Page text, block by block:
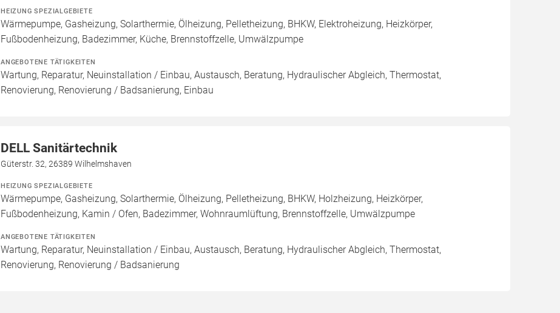
HEIZUNG SPEZIALGEBIETE
Wärmepumpe, Gasheizung, Solarthermie, Ölheizung, Pelletheizung, BHKW, Elektroheizung, Heizkörper,
Fußbodenheizung, Badezimmer, Küche, Brennstoffzelle, Umwälzpumpe
ANGEBOTENE TÄTIGKEITEN
Wartung, Reparatur, Neuinstallation / Einbau, Austausch, Beratung, Hydraulischer Abgleich, Thermostat,
Renovierung, Renovierung / Badsanierung, Einbau
DELL Sanitärtechnik
Güterstr. 32, 26389 Wilhelmshaven
HEIZUNG SPEZIALGEBIETE
Wärmepumpe, Gasheizung, Solarthermie, Ölheizung, Pelletheizung, BHKW, Holzheizung, Heizkörper,
Fußbodenheizung, Kamin / Ofen, Badezimmer, Wohnraumlüftung, Brennstoffzelle, Umwälzpumpe
ANGEBOTENE TÄTIGKEITEN
Wartung, Reparatur, Neuinstallation / Einbau, Austausch, Beratung, Hydraulischer Abgleich, Thermostat,
Renovierung, Renovierung / Badsanierung